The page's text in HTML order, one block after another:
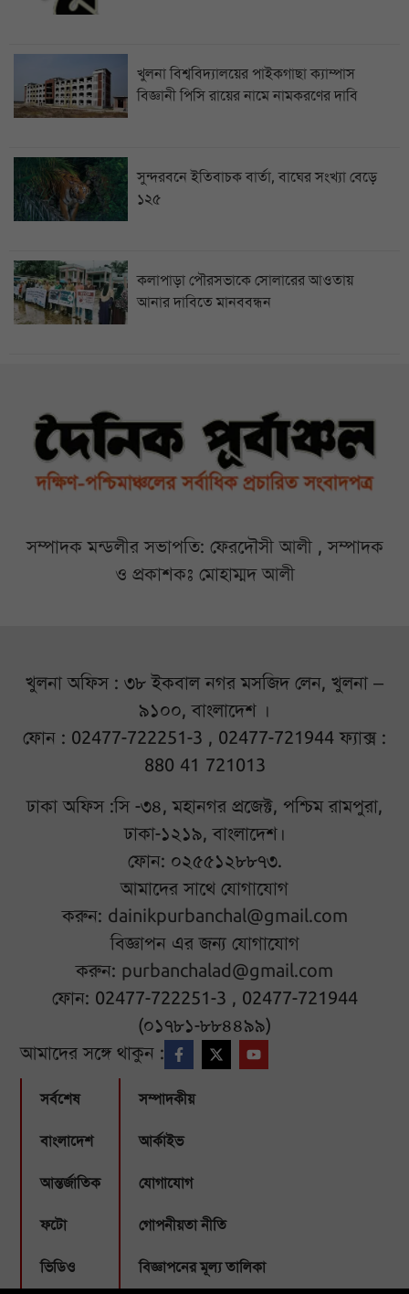
খুলনা বিশ্ববিদ্যালয়ের পাইকগাছা ক্যাম্পাস
বিজ্ঞানী পিসি রায়ের নামে নামকরণের দাবি
সুন্দরবনে ইতিবাচক বার্তা, বাঘের সংখ্যা বেড়ে
১২৫
কলাপাড়া পৌরসভাকে সোলারের আওতায়
আনার দাবিতে মানববন্ধন
সম্পাদক মন্ডলীর সভাপতি: ফেরদৌসী আলী , সম্পাদক
ও প্রকাশকঃ মোহাম্মদ আলী
খুলনা অফিস : ৩৮ ইকবাল নগর মসজিদ লেন, খুলনা –
৯১০০, বাংলাদেশ ।
ফোন : 02477-722251-3 , 02477-721944 ফ্যাক্স :
880 41 721013
ঢাকা অফিস :সি -৩৪, মহানগর প্রজেক্ট, পশ্চিম রামপুরা,
ঢাকা-১২১৯, বাংলাদেশ।
ফোন: ০২৫৫১২৮৮৭৩.
আমাদের সাথে যোগাযোগ
করুন: dainikpurbanchal@gmail.com
বিজ্ঞাপন এর জন্য যোগাযোগ
করুন: purbanchalad@gmail.com
ফোন: 02477-722251-3 , 02477-721944
(০১৭৮১-৮৮৪৪৯৯)
আমাদের সঙ্গে থাকুন :
সর্বশেষ
বাংলাদেশ
আন্তর্জাতিক
ফটো
ভিডিও
সম্পাদকীয়
আর্কাইভ
যোগাযোগ
গোপনীয়তা নীতি
বিজ্ঞাপনের মূল্য তালিকা